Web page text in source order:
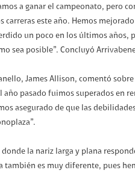
a ganar el campeonato, pero
carreras este año. Hemos
un poco en los últimos años,
sea posible”. Concluyó
James Allison, comentó
año pasado fuimos superados en
asegurado de que las
la nariz larga y plana
también es muy diferente, pues